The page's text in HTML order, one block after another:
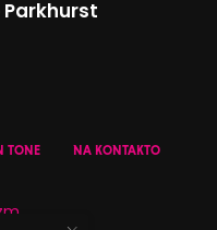
TONE NA KONTAKTO